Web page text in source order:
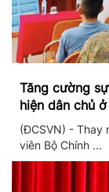
Tăng cường
hiện dân chủ
(ĐCSVN) - Thay
viên Bộ Chính ...